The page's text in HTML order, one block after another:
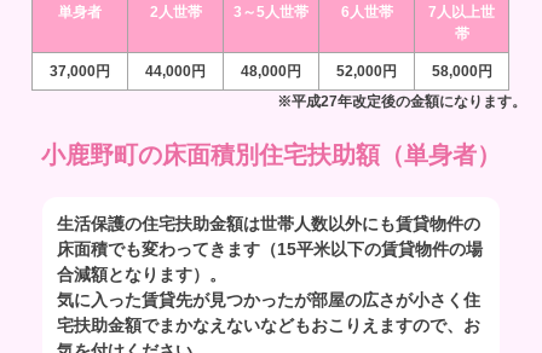
単身者 2人世帯 3～5人世帯 6人世帯
7人以上世
帯
37,000円 44,000円 48,000円 52,000円
58,000円
※平成27年改定後の金額になります。
小鹿野町の床面積別住宅扶助額（単身者）
生活保護の住宅扶助金額は世帯人数以外にも賃貸物件の
床面積でも変わってきます（15平米以下の賃貸物件の場
合減額となります）。
気に入った賃貸先が見つかったが部屋の広さが小さく住
宅扶助金額でまかなえないなどもおこりえますので、お